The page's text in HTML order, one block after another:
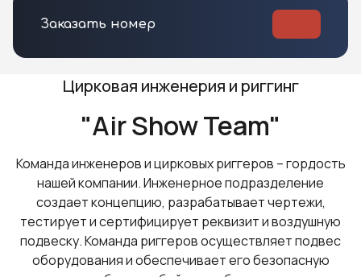
Заказать номер
Цирковая инженерия и риггинг
"Air Show Team"
Команда инженеров и цирковых риггеров – гордость
нашей компании. Инженерное подразделение
создает концепцию, разрабатывает чертежи,
тестирует и сертифицирует реквизит и воздушную
подвеску. Команда риггеров осуществляет подвес
оборудования и обеспечивает его безопасную